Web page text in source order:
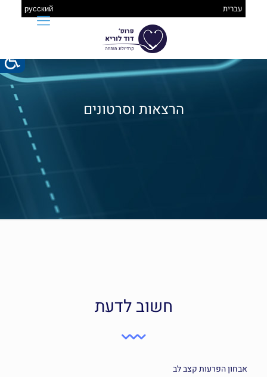
русский עברית
הרצאות וסרטונים
חשוב לדעת
אבחוןהפרעות קצבלב